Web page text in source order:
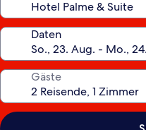
Daten
Gäste